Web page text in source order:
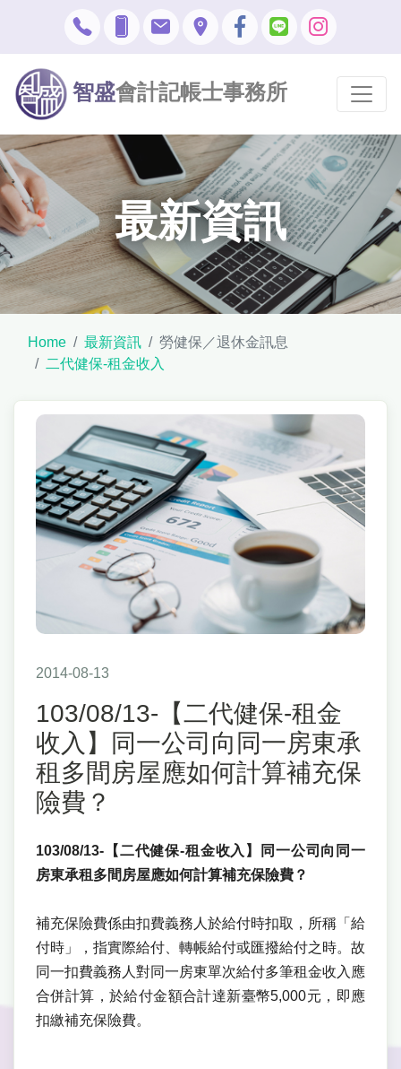
智盛會計記帳士事務所
最新資訊
Home 最新資訊
勞健保／退休金訊息
二代健保-租金收入
2014-08-13
103/08/13-【二代健保-租金
收入】同一公司向同一房東承
租多間房屋應如何計算補充保
險費？
103/08/13-【二代健保-租金收入】同一公司向同一
房東承租多間房屋應如何計算補充保險費？
補充保險費係由扣費義務人於給付時扣取，所稱「給
付時」，指實際給付、轉帳給付或匯撥給付之時。故
同一扣費義務人對同一房東單次給付多筆租金收入應
合併計算，於給付金額合計達新臺幣5,000元，即應
扣繳補充保險費。